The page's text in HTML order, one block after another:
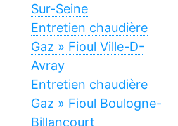
Sur-Seine
Entretien chaudière
Gaz » Fioul Ville-D-
Avray
Entretien chaudière
Gaz » Fioul Boulogne-
Billancourt